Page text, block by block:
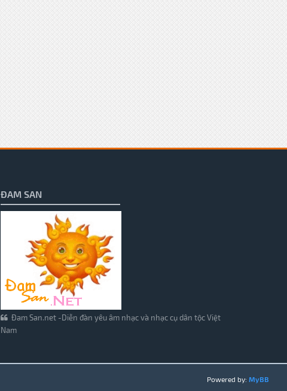
ĐAM SAN
Đam San.net -Diễn đàn yêu âm nhạc và nhạc cụ dân tộc Việt
Nam
Powered by: MyBB